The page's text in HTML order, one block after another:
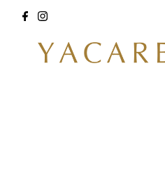
Ir directamente al contenido